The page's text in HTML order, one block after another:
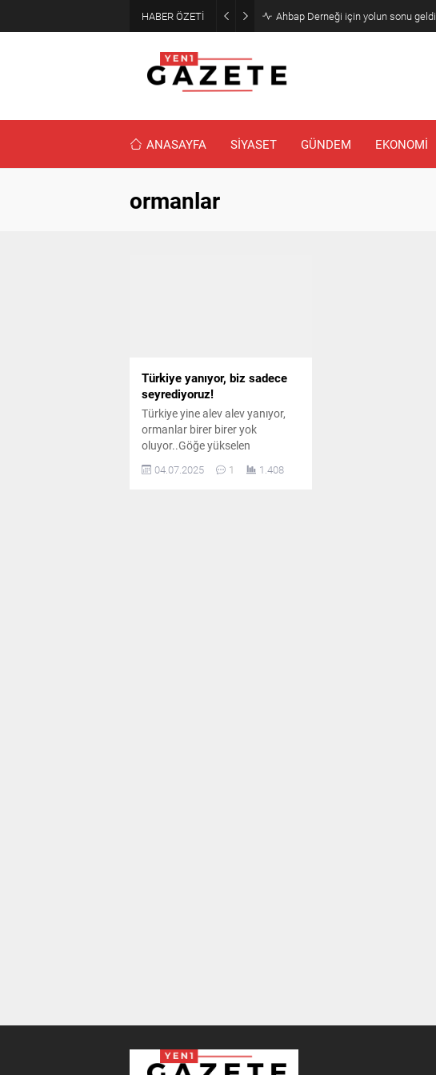
HABER ÖZETİ Ahbap Derneği için yolun sonu geldi
ANASAYFA SİYASET GÜNDEM EKONOMİ
ormanlar
Türkiye yanıyor, biz sadece
seyrediyoruz!
Türkiye yine alev alev yanıyor,
ormanlar birer birer yok
oluyor..Göğe yükselen
dumanlar umutlarımızı da
karartıyor, canlılar panik içinde
04.07.2025 1 1.408